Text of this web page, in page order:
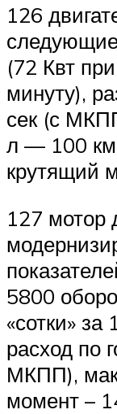
126
следующие
(72 Квт
минуту),
сек (с
л — 100
крутящий
127
5800
«сотки»
расход по
МКПП),
момент –